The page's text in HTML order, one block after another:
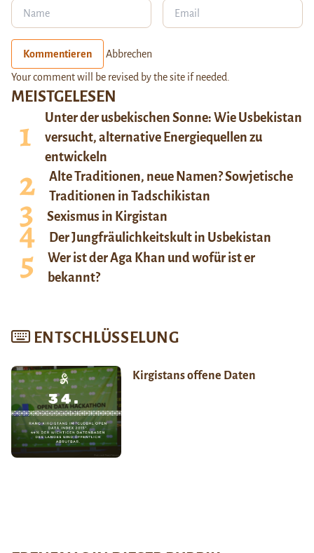
MEISTGELESEN
Unter der usbekischen Sonne: Wie Usbekistan
versucht, alternative Energiequellen zu
entwickeln
Alte Traditionen, neue Namen? Sowjetische
Traditionen in Tadschikistan
Sexismus in Kirgistan
Der Jungfräulichkeitskult in Usbekistan
Wer ist der Aga Khan und wofür ist er
bekannt?
ENTSCHLÜSSELUNG
Kirgistans offene Daten
Kommentieren Abbrechen
Your comment will be revised by the site if needed.